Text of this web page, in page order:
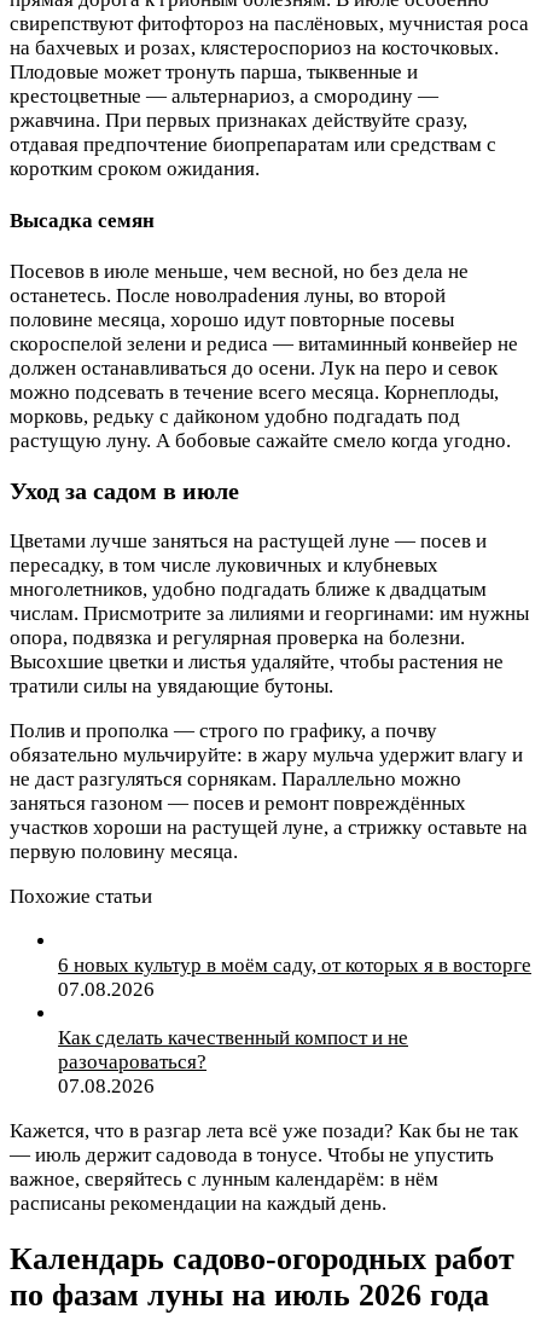
свирепствуют фитофтороз на паслёновых, мучнистая роса
на бахчевых и розах, клястероспориоз на косточковых.
Плодовые может тронуть парша, тыквенные и
крестоцветные — альтернариоз, а смородину —
ржавчина. При первых признаках действуйте сразу,
отдавая предпочтение биопрепаратам или средствам с
коротким сроком ожидания.
Высадка семян
Посевов в июле меньше, чем весной, но без дела не
останетесь. После новолpadения луны, во второй
половине месяца, хорошо идут повторные посевы
скороспелой зелени и редиса — витаминный конвейер не
должен останавливаться до осени. Лук на перо и севок
можно подсевать в течение всего месяца. Корнеплоды,
морковь, редьку с дайконом удобно подгадать под
растущую луну. А бобовые сажайте смело когда угодно.
Уход за садом в июле
Цветами лучше заняться на растущей луне — посев и
пересадку, в том числе луковичных и клубневых
многолетников, удобно подгадать ближе к двадцатым
числам. Присмотрите за лилиями и георгинами: им нужны
опора, подвязка и регулярная проверка на болезни.
Высохшие цветки и листья удаляйте, чтобы растения не
тратили силы на увядающие бутоны.
Полив и прополка — строго по графику, а почву
обязательно мульчируйте: в жару мульча удержит влагу и
не даст разгуляться сорнякам. Параллельно можно
заняться газоном — посев и ремонт повреждённых
участков хороши на растущей луне, а стрижку оставьте на
первую половину месяца.
Похожие статьи
6 новых культур в моём саду, от которых я в восторге
07.08.2026
Как сделать качественный компост и не
разочароваться?
07.08.2026
Кажется, что в разгар лета всё уже позади? Как бы не так
— июль держит садовода в тонусе. Чтобы не упустить
важное, сверяйтесь с лунным календарём: в нём
расписаны рекомендации на каждый день.
Календарь садово-огородных работ
по фазам луны на июль 2026 года